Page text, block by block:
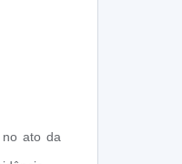
no ato da